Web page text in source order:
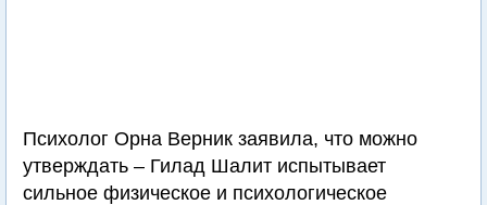
Психолог Орна Верник заявила, что можно
утверждать – Гилад Шалит испытывает
сильное физическое и психологическое